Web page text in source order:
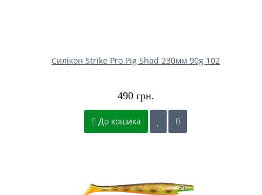
Силікон Strike Pro Pig Shad 230мм 90g 102
490 грн.
До кошика